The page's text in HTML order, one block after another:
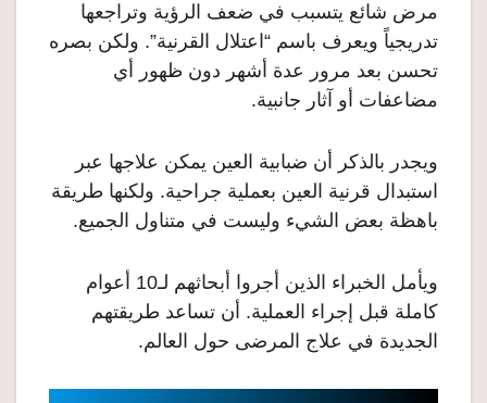
مرض شائع يتسبب في ضعف الرؤية وتراجعها
تدريجياً ويعرف باسم “اعتلال القرنية”. ولكن بصره
تحسن بعد مرور عدة أشهر دون ظهور أي
مضاعفات أو آثار جانبية.
ويجدر بالذكر أن ضبابية العين يمكن علاجها عبر
استبدال قرنية العين بعملية جراحية. ولكنها طريقة
باهظة بعض الشيء وليست في متناول الجميع.
ويأمل الخبراء الذين أجروا أبحاثهم لـ10 أعوام
كاملة قبل إجراء العملية. أن تساعد طريقتهم
الجديدة في علاج المرضى حول العالم.